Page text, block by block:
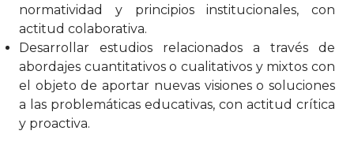
normatividad y principios institucionales, con
actitud colaborativa.
Desarrollar estudios relacionados a través de
abordajes cuantitativos o cualitativos y mixtos con
el objeto de aportar nuevas visiones o soluciones
a las problemáticas educativas, con actitud crítica
y proactiva.